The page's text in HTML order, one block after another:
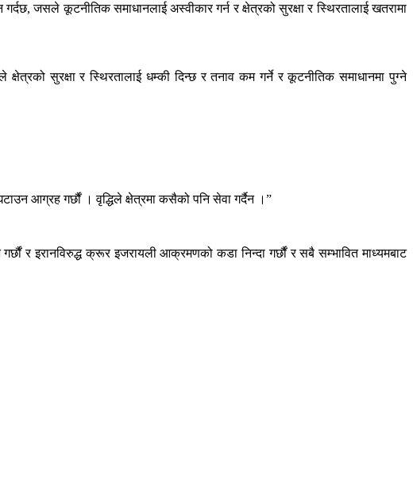
जसले कूटनीतिक समाधानलाई अस्वीकार गर्न र क्षेत्रको सुरक्षा र स्थिरतालाई खतरामा
सुरक्षा र स्थिरतालाई धम्की दिन्छ र तनाव कम गर्ने र कूटनीतिक समाधानमा पुग्ने
आग्रह गर्छौं । वृद्धिले क्षेत्रमा कसैको पनि सेवा गर्दैन ।”
र इरानविरुद्ध क्रूर इजरायली आक्रमणको कडा निन्दा गर्छौं र सबै सम्भावित माध्यमबाट